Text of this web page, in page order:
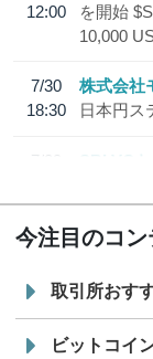
12:00
を開始
10,000
7/30
18:30
株式会社
日本円ス
7/29
SBI VC
今注目のコン
取引所おす
ビットコイ